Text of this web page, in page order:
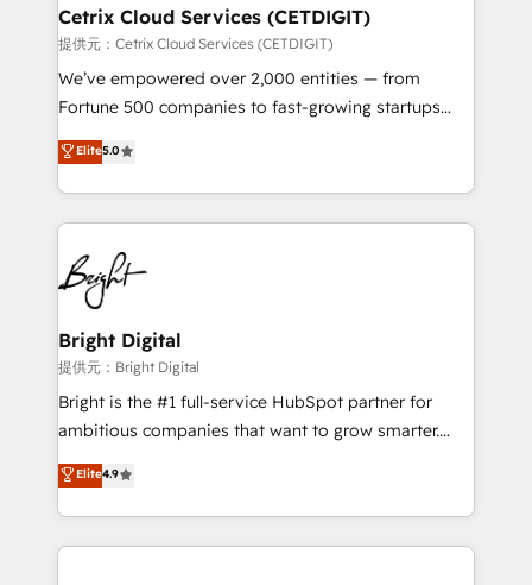
Award 🏆2020 Elite Solutions Partner 🏆2019
Integrations HubSpot Impact Award 🏆2019
Marketing Enablement HubSpot Impact Award 🏆
2018 Website Design HubSpot Impact Award 🏆2017
Growth-Driven Design Agency of the Year 🏆2016
Sales Enablement HubSpot Impact Award 🏆2015
HubSpot COS Performance Award 🏆2014 HubSpot
COS Design Award 🏆2013 HubSpot Marketplace
Partner 📆Founded in 1997
Cetrix Cloud Services (CETDIGIT)
提供元：Cetrix Cloud Services (CETDIGIT)
We’ve empowered over 2,000 entities — from
Fortune 500 companies to fast-growing startups
and nonprofits — to streamline operations, scale
revenue, and unlock the full potential of HubSpot.
With deep technical and industry expertise, we fuse
automation, integration, and AI innovation to deliver
lasting impact. We specialize in: • Turnkey and end-
to-end HubSpot implementations • Onboarding for
Sales, Service, Marketing & Content Hubs • AI voice
and chat agents, predictive automation, and smart
workflows • Salesforce + HubSpot integration •
RevOps and AI-driven sales enablement • Website
design and CMS development • ERP integration: SAP,
and CRM migration from any platform •
Client/member portals built on HubSpot • Custom
Elite5.0
Bright Digital
提供元：Bright Digital
Bright is the #1 full-service HubSpot partner for
ambitious companies that want to grow smarter.
From HubSpot onboarding, to training, from
developing a new website to lead generation and
digital marketing; we do it all (and with great
results)! In short, our services include: - HubSpot
Elite4.9